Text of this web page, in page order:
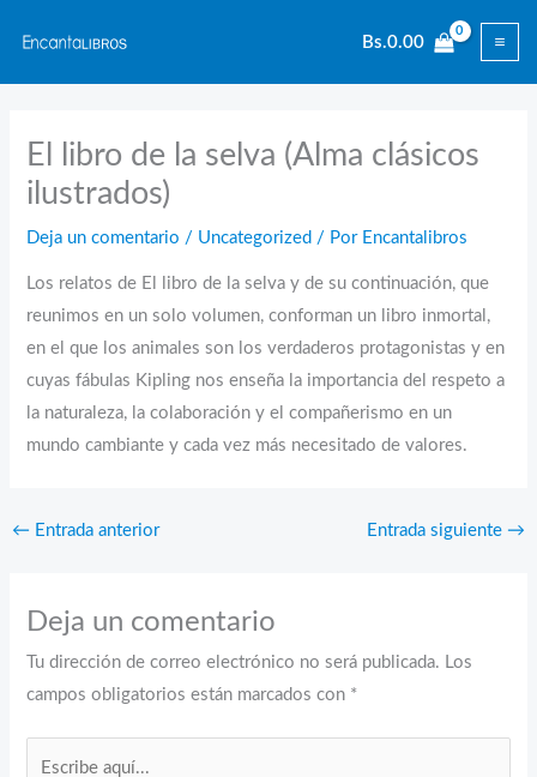
contenido
Bs.0.00
El libro de la selva (Alma clásicos
ilustrados)
Deja un comentario / Uncategorized / Por Encantalibros
Los relatos de El libro de la selva y de su continuación, que
reunimos en un solo volumen, conforman un libro inmortal,
en el que los animales son los verdaderos protagonistas y en
cuyas fábulas Kipling nos enseña la importancia del respeto a
la naturaleza, la colaboración y el compañerismo en un
mundo cambiante y cada vez más necesitado de valores.
← Entrada anterior Entrada siguiente →
Deja un comentario
Tu dirección de correo electrónico no será publicada. Los
campos obligatorios están marcados con *